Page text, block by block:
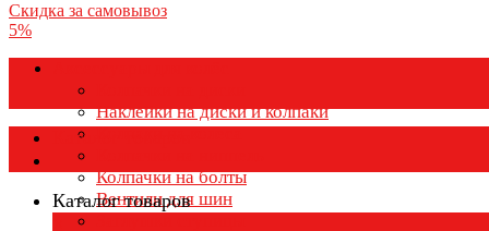
Скидка за самовывоз
5%
Наклейки на диски и колпаки
Колпаки на колеса
Колпачки на болты
Вентили для шин
Каталог товаров
Каталог товаров